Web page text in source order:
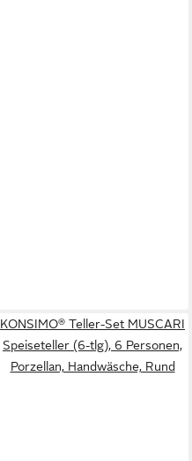
KONSIMO® Teller-Set MUSCARI
Speiseteller (6-tlg), 6 Personen,
Porzellan, Handwäsche, Rund